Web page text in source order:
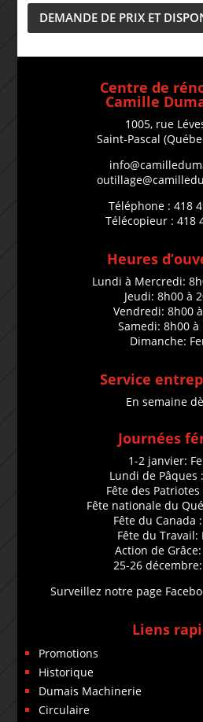
DEMANDE DE PRIX ET
Centre de
Camille
1005, rue
Saint-Pascal
Téléphone : 418
Télécopieur : 418
Heures
Lundi à Mercredi:
Jeudi: 8h00 à
Vendredi: 8h00
Samedi: 8h00 à
Dimanche:
Service
En semaine
Journées
1-2 janvier:
Lundi de Pâques
Fête des
Fête nationale du
Fête du Canada
Fête du Travail:
Action de
25-26
Surveillez notre page
Liens
Promotions
Historique
Dumais Machinerie
Circulaire